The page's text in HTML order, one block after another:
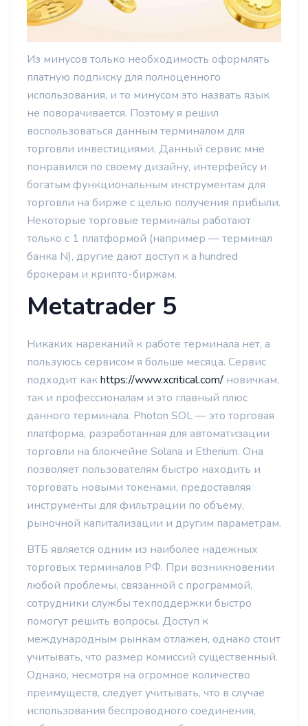
Из минусов только необходимость оформлять
платную подписку для полноценного
использования, и то минусом это назвать язык
не поворачивается. Поэтому я решил
воспользоваться данным терминалом для
торговли инвестициями. Данный сервис мне
понравился по своему дизайну, интерфейсу и
богатым функциональным инструментам для
торговли на бирже с целью получения прибыли.
Некоторые торговые терминалы работают
только с 1 платформой (например — терминал
банка N), другие дают доступ к a hundred
брокерам и крипто-биржам.
Metatrader 5
Никаких нареканий к работе терминала нет, а
пользуюсь сервисом я больше месяца. Сервис
подходит какhttps://www.xcritical.com/ новичкам,
так и профессионалам и это главный плюс
данного терминала. Photon SOL — это торговая
платформа, разработанная для автоматизации
торговли на блокчейне Solana и Etherium. Она
позволяет пользователям быстро находить и
торговать новыми токенами, предоставляя
инструменты для фильтрации по объему,
рыночной капитализации и другим параметрам.
ВТБ является одним из наиболее надежных
торговых терминалов РФ. При возникновении
любой проблемы, связанной с программой,
сотрудники службы техподдержки быстро
помогут решить вопросы. Доступ к
международным рынкам отлажен, однако стоит
учитывать, что размер комиссий существенный.
Однако, несмотря на огромное количество
преимуществ, следует учитывать, что в случае
использования беспроводного соединения,